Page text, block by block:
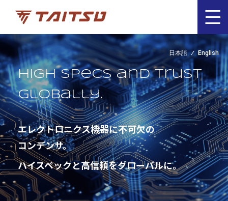
日本語 English
High specs and trust
globally.
エレクトロニクス機器に不可欠の
コンデンサ。
ハイスペックと高信頼をグローバルに。